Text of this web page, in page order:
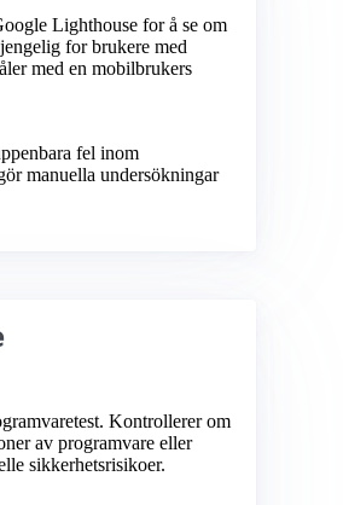
Lighthouse for å se om
for brukere med
med en mobilbrukers
fel inom
manuella undersökningar
Kontrollerer om
av programvare eller
sikkerhetsrisikoer.